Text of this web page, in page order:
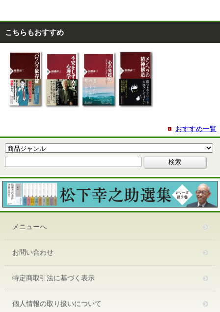
こちらもおすすめ
おすすめ一覧
メニューへ
お問い合わせ
特定商取引法に基づく表示
個人情報の取り扱いについて